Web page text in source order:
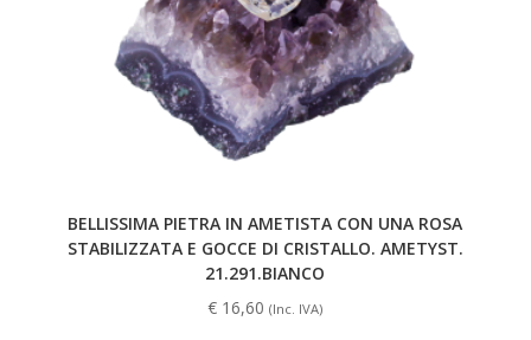
BELLISSIMA PIETRA IN AMETISTA CON UNA ROSA
STABILIZZATA E GOCCE DI CRISTALLO. AMETYST.
21.291.BIANCO
€ 16,60 (Inc. IVA)